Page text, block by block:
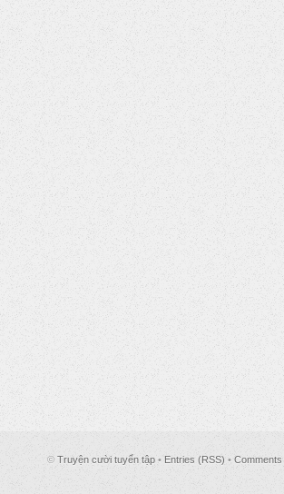
© Truyện cười tuyển tập • Entries (RSS) • Comments